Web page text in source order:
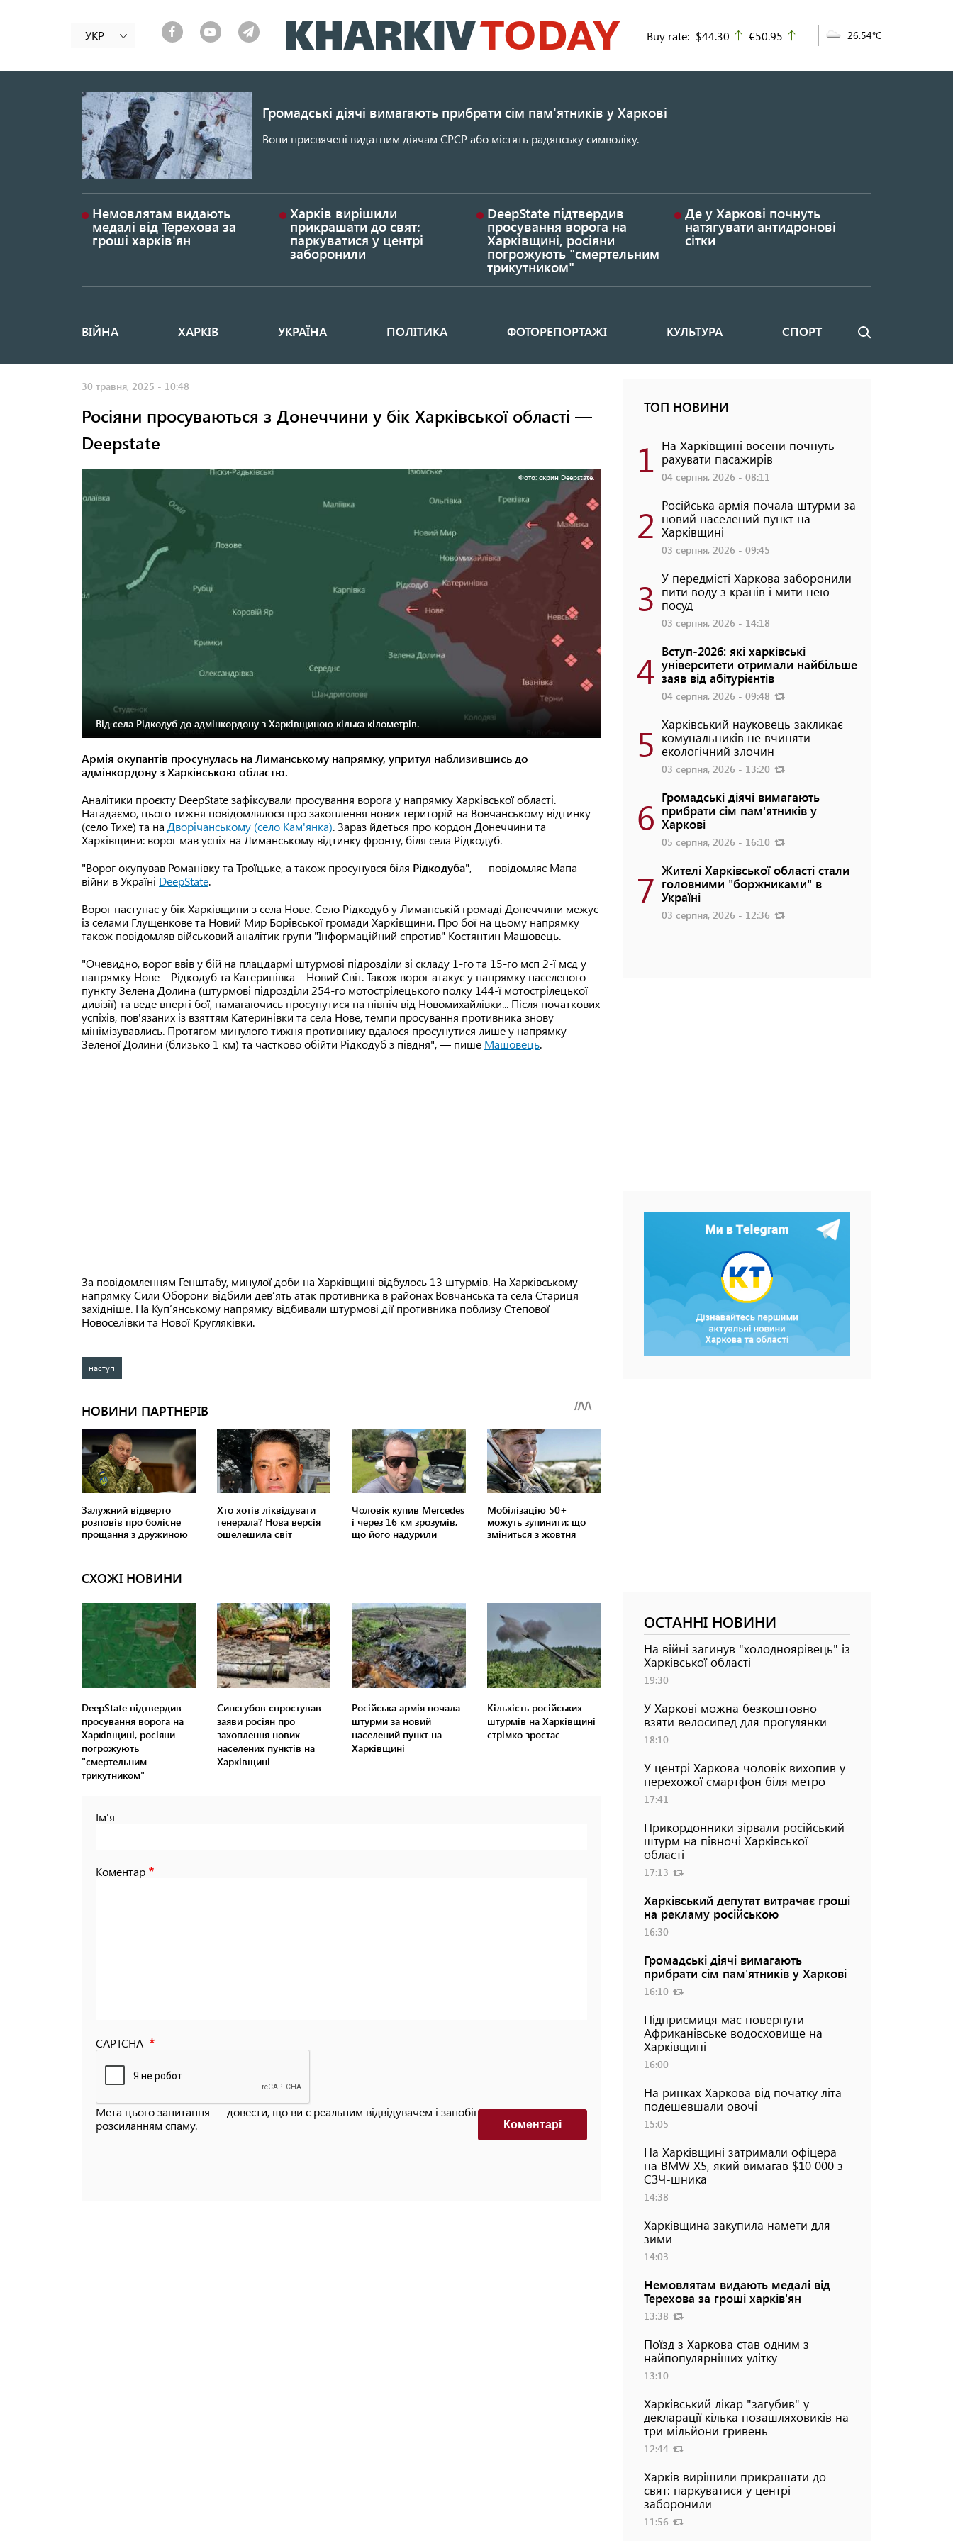
до
основного
УКР Buy rate: $44.30 up
€50.95 26.54°C
Громадські діячі вимагають прибрати сім пам'ятників у Харкові
Вони присвячені видатним діячам СРСР або містять радянську символіку.
Немовлятам видають
медалі від Терехова за
гроші харків'ян
Харків вирішили
прикрашати до свят:
паркуватися у центрі
заборонили
DeepState підтвердив
просування ворога на
Харківщині, росіяни
погрожують "смертельним
трикутником"
Де у Харкові почнуть
натягувати антидронові
сітки
Основная
ВІЙНА ХАРКІВ УКРАЇНА ПОЛІТИКА ФОТОРЕПОРТАЖІ КУЛЬТУРА СПОРТ Пошук
30 травня, 2025 - 10:48
Росіяни просуваються з Донеччини у бік Харківської області —
Deepstate
Фото: скрин Deepstate.
Від села Рідкодуб до адмінкордону з Харківщиною кілька кілометрів.
Армія окупантів просунулась на Лиманському напрямку, упритул наблизившись до
адмінкордону з Харківською областю.
Аналітики проєкту DeepState зафіксували просування ворога у напрямку Харківської області.
Нагадаємо, цього тижня повідомлялося про захоплення нових територій на Вовчанському відтинку
(село Тихе) та на Дворічанському (село Кам'янка). Зараз йдеться про кордон Донеччини та
Харківщини: ворог мав успіх на Лиманському відтинку фронту, біля села Рідкодуб.
"Ворог окупував Романівку та Троїцьке, а також просунувся біля Рідкодуба", — повідомляє Мапа
війни в Україні DeepState.
Ворог наступає у бік Харківщини з села Нове. Село Рідкодуб у Лиманській громаді Донеччини межує
із селами Глущенкове та Новий Мир Борівської громади Харківщини. Про бої на цьому напрямку
також повідомляв військовий аналітик групи "Інформаційний спротив" Костянтин Машовець.
"Очевидно, ворог ввів у бій на плацдармі штурмові підрозділи зі складу 1-го та 15-го мсп 2-ї мсд у
напрямку Нове – Рідкодуб та Катеринівка – Новий Світ. Також ворог атакує у напрямку населеного
пункту Зелена Долина (штурмові підрозділи 254-го мотострілецького полку 144-ї мотострілецької
дивізії) та веде вперті бої, намагаючись просунутися на північ від Новомихайлівки... Після початкових
успіхів, пов'язаних із взяттям Катеринівки та села Нове, темпи просування противника знову
мінімізувавлись. Протягом минулого тижня противнику вдалося просунутися лише у напрямку
Зеленої Долини (близько 1 км) та частково обійти Рідкодуб з півдня", — пише Машовець.
За повідомленням Генштабу, минулої доби на Харківщині відбулось 13 штурмів. На Харківському
напрямку Сили Оборони відбили дев’ять атак противника в районах Вовчанська та села Стариця
західніше. На Куп’янському напрямку відбивали штурмові дії противника поблизу Степової
Новоселівки та Нової Кругляківки.
наступ
СХОЖІ НОВИНИ
DeepState підтвердив
просування ворога на
Харківщині, росіяни
погрожують
"смертельним
трикутником"
Синєгубов спростував
заяви росіян про
захоплення нових
населених пунктів на
Харківщині
Російська армія почала
штурми за новий
населений пункт на
Харківщині
Кількість російських
штурмів на Харківщині
стрімко зростає
Ім'я
Коментар
CAPTCHA
Мета цього запитання — довести, що ви є реальним відвідувачем і запобігти автоматизованим
розсиланням спаму.
Коментарi
ТОП НОВИНИ
1 На Харківщині восени почнуть
рахувати пасажирів
04 серпня, 2026 - 08:11
2 Російська армія почала штурми за
новий населений пункт на
Харківщині
03 серпня, 2026 - 09:45
3 У передмісті Харкова заборонили
пити воду з кранів і мити нею
посуд
03 серпня, 2026 - 14:18
4 Вступ-2026: які харківські
університети отримали найбільше
заяв від абітурієнтів
04 серпня, 2026 - 09:48
5 Харківський науковець закликає
комунальників не вчиняти
екологічний злочин
03 серпня, 2026 - 13:20
6 Громадські діячі вимагають
прибрати сім пам'ятників у
Харкові
05 серпня, 2026 - 16:10
7 Жителі Харківської області стали
головними "боржниками" в
Україні
03 серпня, 2026 - 12:36
ОСТАННІ НОВИНИ
На війні загинув "холодноярівець" із
Харківської області
19:30
У Харкові можна безкоштовно
взяти велосипед для прогулянки
18:10
У центрі Харкова чоловік вихопив у
перехожої смартфон біля метро
17:41
Прикордонники зірвали російський
штурм на півночі Харківської
області
17:13
Харківський депутат витрачає гроші
на рекламу російською
16:30
Громадські діячі вимагають
прибрати сім пам'ятників у Харкові
16:10
Підприємиця має повернути
Африканівське водосховище на
Харківщині
16:00
На ринках Харкова від початку літа
подешевшали овочі
15:05
На Харківщині затримали офіцера
на BMW Х5, який вимагав $10 000 з
СЗЧ-шника
14:38
Харківщина закупила намети для
зими
14:03
Немовлятам видають медалі від
Терехова за гроші харків'ян
13:38
Поїзд з Харкова став одним з
найпопулярніших улітку
13:10
Харківський лікар "загубив" у
декларації кілька позашляховиків на
три мільйони гривень
12:44
Харків вирішили прикрашати до
свят: паркуватися у центрі
заборонили
11:56